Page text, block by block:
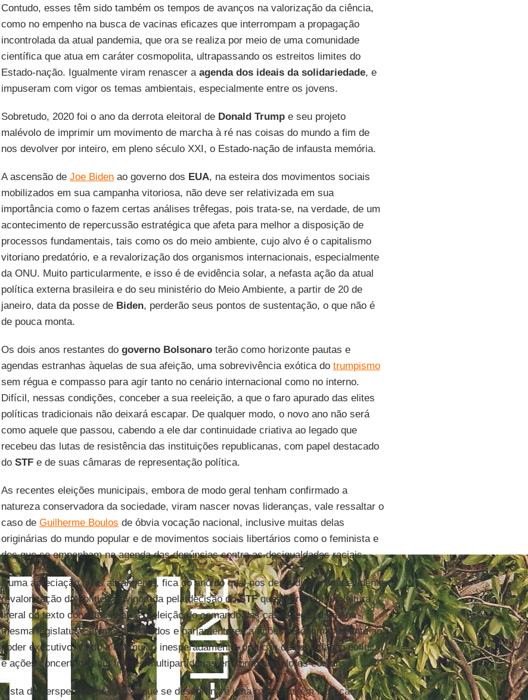
Contudo, esses têm sido também os tempos de avanços na valorização da ciência,
como no empenho na busca de vacinas eficazes que interrompam a propagação
incontrolada da atual pandemia, que ora se realiza por meio de uma comunidade
científica que atua em caráter cosmopolita, ultrapassando os estreitos limites do
Estado-nação. Igualmente viram renascer a agenda dos ideais da solidariedade, e
impuseram com vigor os temas ambientais, especialmente entre os jovens.
Sobretudo, 2020 foi o ano da derrota eleitoral de Donald Trumpe seu projeto
malévolo de imprimir um movimento de marcha à ré nas coisas do mundo a fim de
nos devolver por inteiro, em pleno século XXI, o Estado-nação de infausta memória.
A ascensão de Joe Bidenao governo dos EUA, na esteira dos movimentos sociais
mobilizados em sua campanha vitoriosa, não deve ser relativizada em sua
importância como o fazem certas análises trêfegas, pois trata-se, na verdade, de um
acontecimento de repercussão estratégica que afeta para melhor a disposição de
processos fundamentais, tais como os do meio ambiente, cujo alvo é o capitalismo
vitoriano predatório, e a revalorização dos organismos internacionais, especialmente
da ONU. Muito particularmente, e isso é de evidência solar, a nefasta ação da atual
política externa brasileira e do seu ministério do Meio Ambiente, a partir de 20 de
janeiro, data da posse de Biden, perderão seus pontos de sustentação, o que não é
de pouca monta.
Os dois anos restantes do governo Bolsonaroterão como horizonte pautas e
agendas estranhas àquelas de sua afeição, uma sobrevivência exótica do trumpismo
sem régua e compasso para agir tanto no cenário internacional como no interno.
Difícil, nessas condições, conceber a sua reeleição, a que o faro apurado das elites
políticas tradicionais não deixará escapar. De qualquer modo, o novo ano não será
como aquele que passou, cabendo a ele dar continuidade criativa ao legado que
recebeu das lutas de resistência das instituições republicanas, com papel destacado
do STFe de suas câmaras de representação política.
As recentes eleições municipais, embora de modo geral tenham confirmado a
natureza conservadora da sociedade, viram nascer novas lideranças, vale ressaltar o
caso de Guilherme Boulos de óbvia vocação nacional, inclusive muitas delas
originárias do mundo popular e de movimentos sociais libertários como o feminista e
dos que se empenham na agenda das denúncias contra as desigualdades raciais.
Numa apreciação mais abrangente, fica do ano do qual nos despedimos uma evidente
revalorização da política, revigorada pela decisão doSTFque interditou, em leitura
literal do texto constitucional, a reeleição do comando das casas legislativas na
mesma legislatura, animando partidos e parlamentares a ações autônomas quanto ao
poder executivo, vindo a estimular, inesperadamente, práticas de negociação política
e ações concertadas em frentes multipartidárias em torno de valores comuns.
Vista da perspectiva de hoje, o que se descortina é uma paisagem em mutação